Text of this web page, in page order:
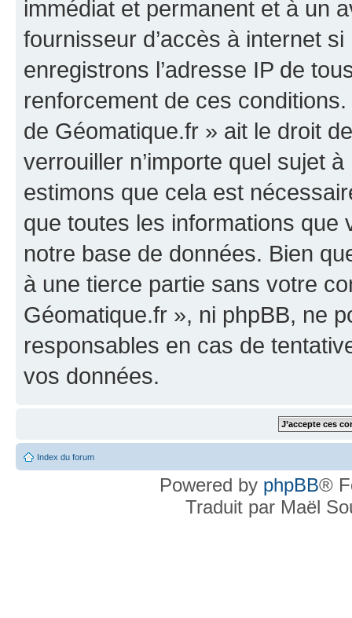
immédiat et permanent et à un
fournisseur d’accès à internet
enregistrons l’adresse IP de
renforcement de ces
de Géomatique.fr » ait le droit
verrouiller n’importe quel sujet
estimons que cela est
que toutes les informations
notre base de données. Bien
à une tierce partie sans votre
Géomatique.fr », ni phpBB, ne
responsables en cas de
vos données.
Index du forum
Powered by phpBB®
Traduit par Maël